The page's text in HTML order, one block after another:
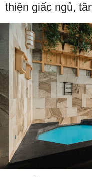
thiện giấc ngủ,